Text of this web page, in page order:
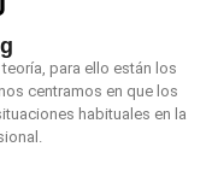
para ello están los
centramos en que los
habituales en la